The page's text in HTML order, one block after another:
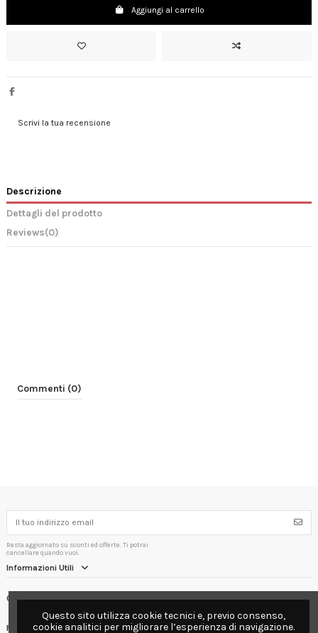
Aggiungi al carrello
Scrivi la tua recensione
Descrizione
Dettagli del prodotto
Reviews(0)
Commenti (0)
Resta aggiornato su sconti ed offerte. Ti potrai
cancellare quando vuoi.
Informazioni Utili
Contact us
Follow us
Questo sito utilizza cookie tecnici e, previo consenso,
cookie analitici per migliorare l’esperienza di navigazione.